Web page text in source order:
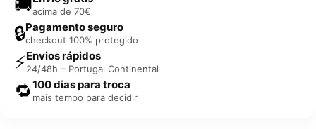
acima de 70€
🔒Pagamento seguro
checkout 100% protegido
⚡Envios rápidos
24/48h – Portugal Continental
🔁100 dias para troca
mais tempo para decidir